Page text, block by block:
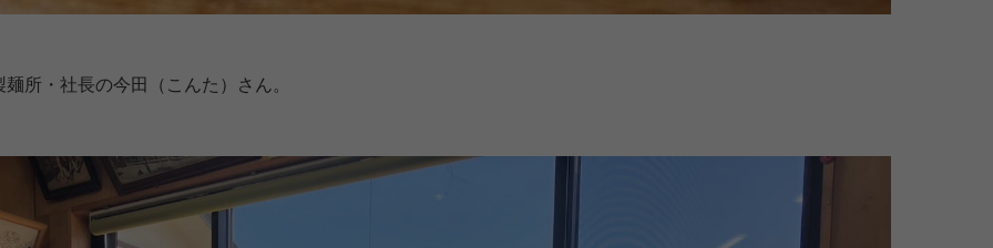
麺所・社長の今田（こんた）さん。